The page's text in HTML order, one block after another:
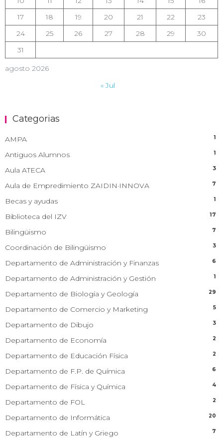
agosto 2026
17
18 19 20 21 22
23
24
25 26 27 28 29
30
31
« Jul
Categorias
AMPA 1
Antiguos Alumnos 1
Aula ATECA 3
Aula de Empredimiento ZAIDIN·INNOVA 7
Becas y ayudas 1
Biblioteca del IZV 17
Bilingüismo 7
Coordinación de Bilingüismo 3
Departamento de Administración y Finanzas 6
Departamento de Administración y Gestión 1
Departamento de Biología y Geología 29
Departamento de Comercio y Marketing 5
Departamento de Dibujo 3
Departamento de Economía 2
Departamento de Educación Física 2
Departamento de F.P. de Química 6
Departamento de Física y Química 4
Departamento de FOL 2
Departamento de Informática 20
Departamento de Latín y Griego 7